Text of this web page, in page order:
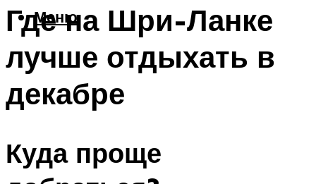
Меню
Где на Шри-Ланке
лучше отдыхать в
декабре
Куда проще